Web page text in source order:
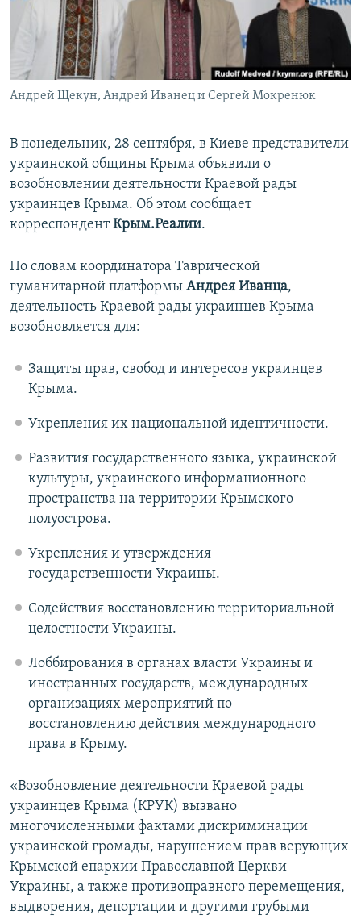
ПОБЕДИТЕЛЕЙ НЕ СУДЯТ?
КРЫМ.НЕПОКОРЕННЫЙ
ELIFBE
УКРАИНСКАЯ ПРОБЛЕМА КРЫМА
ПРИСОЕДИНЯЙТЕСЬ!
Андрей Щекун, Андрей Иванец и Сергей Мокренюк
В понедельник, 28 сентября, в Киеве представители
украинской общины Крыма объявили о
возобновлении деятельности Краевой рады
украинцев Крыма. Об этом сообщает
корреспондентКрым.Реалии.
По словам координатора Таврической
гуманитарной платформы Андрея Иванца,
деятельность Краевой рады украинцев Крыма
возобновляется для:
Защиты прав, свобод и интересов украинцев
Крыма.
Укрепления их национальной идентичности.
Развития государственного языка, украинской
культуры, украинского информационного
пространства на территории Крымского
полуострова.
Укрепления и утверждения
государственности Украины.
Содействия восстановлению территориальной
целостности Украины.
Лоббирования в органах власти Украины и
иностранных государств, международных
организациях мероприятий по
восстановлению действия международного
права в Крыму.
«Возобновление деятельности Краевой рады
украинцев Крыма (КРУК) вызвано
многочисленными фактами дискриминации
украинской громады, нарушением прав верующих
Крымской епархии Православной Церкви
Украины, а также противоправного перемещения,
выдворения, депортации и другими грубыми